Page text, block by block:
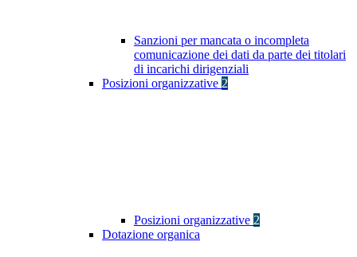
Sanzioni per mancata o incompleta
comunicazione dei dati da parte dei titolari
di incarichi dirigenziali
Posizioni organizzative 2
Posizioni organizzative 2
Dotazione organica